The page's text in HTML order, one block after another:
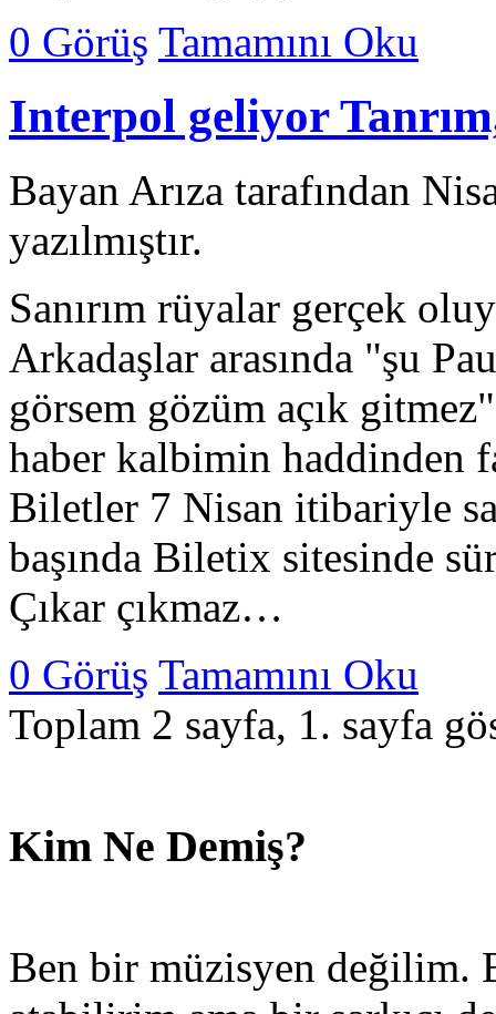
0 Görüş Tamamını Oku
Interpol geliyor
Bayan Arıza tarafından
yazılmıştır.
Sanırım rüyalar gerçek
Arkadaşlar arasında "şu
görsem gözüm açık
haber kalbimin haddinden
Biletler 7 Nisan itibariyle
başında Biletix sitesinde
Çıkar çıkmaz…
0 Görüş Tamamını Oku
Toplam 2 sayfa, 1. sayfa
Kim Ne Demiş?
Ben bir müzisyen değilim.